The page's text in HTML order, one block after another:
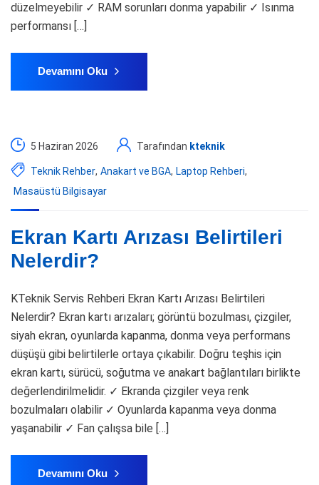
düzelmeyebilir ✓ RAM sorunları donma yapabilir ✓ Isınma
performansı […]
Devamını Oku
5 Haziran 2026 Tarafından kteknik
Teknik Rehber, Anakart ve BGA, Laptop Rehberi,
Masaüstü Bilgisayar
Ekran Kartı Arızası Belirtileri
Nelerdir?
KTeknik Servis Rehberi Ekran Kartı Arızası Belirtileri
Nelerdir? Ekran kartı arızaları; görüntü bozulması, çizgiler,
siyah ekran, oyunlarda kapanma, donma veya performans
düşüşü gibi belirtilerle ortaya çıkabilir. Doğru teşhis için
ekran kartı, sürücü, soğutma ve anakart bağlantıları birlikte
değerlendirilmelidir. ✓ Ekranda çizgiler veya renk
bozulmaları olabilir ✓ Oyunlarda kapanma veya donma
yaşanabilir ✓ Fan çalışsa bile […]
Devamını Oku